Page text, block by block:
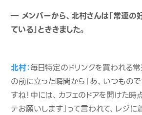
― メンバーから、北村さんは「常連の
ている」とききました。
北村：毎日特定のドリンクを買われる
の前に立った瞬間から「あ、いつもので
すね！中には、カフェのドアを開けた時
テお願いします」って言われて、レジ